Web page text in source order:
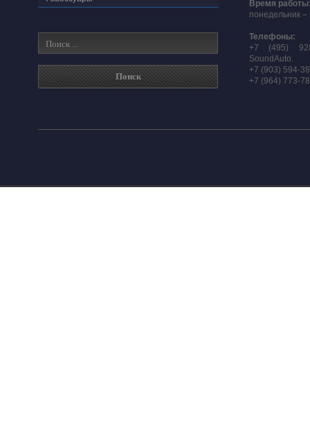
Время
понедельник –
Телефоны:
+7 (495)
SoundAuto.
+7 (903) 594-
+7 (964) 773-